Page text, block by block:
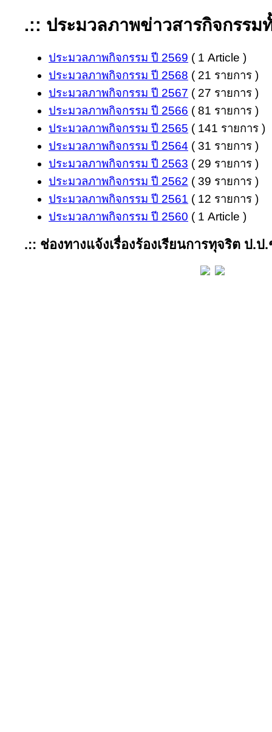
.:: ประมวลภาพข่าวสารกิจกรรม
ประมวลภาพกิจกรรม ปี 2569 ( 1 Article )
ประมวลภาพกิจกรรม ปี 2568 ( 21 รายการ )
ประมวลภาพกิจกรรม ปี 2567 ( 27 รายการ )
ประมวลภาพกิจกรรม ปี 2566 ( 81 รายการ )
ประมวลภาพกิจกรรม ปี 2565 ( 141 รายการ )
ประมวลภาพกิจกรรม ปี 2564 ( 31 รายการ )
ประมวลภาพกิจกรรม ปี 2563 ( 29 รายการ )
ประมวลภาพกิจกรรม ปี 2562 ( 39 รายการ )
ประมวลภาพกิจกรรม ปี 2561 ( 12 รายการ )
ประมวลภาพกิจกรรม ปี 2560 ( 1 Article )
.:: ช่องทางแจ้งเรื่องร้องเรียนการทุจริต ป.